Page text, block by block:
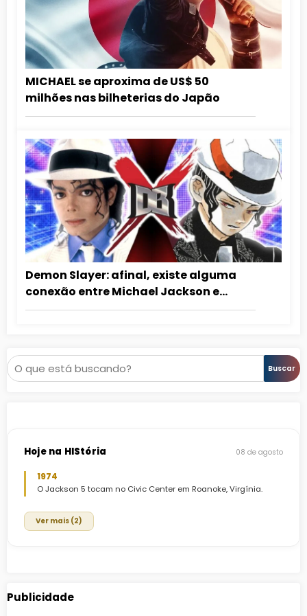
MICHAEL se aproxima de US$ 50
milhões nas bilheterias do Japão
Demon Slayer: afinal, existe alguma
conexão entre Michael Jackson e
Muzan?
Pesquisar Buscar
Hoje na HIStória 08 de agosto
1974
O Jackson 5 tocam no Civic Center em Roanoke, Virgínia.
Ver mais (2)
Publicidade